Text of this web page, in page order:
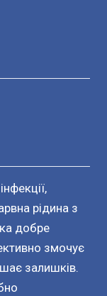
рідина з
добре
змочує
залишків.